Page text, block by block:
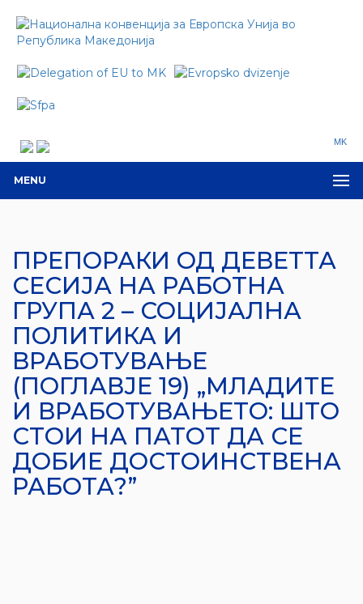
MK
MENU
ПРЕПОРАКИ ОД ДЕВЕТТА
СЕСИЈА НА РАБОТНА
ГРУПА 2 – СОЦИЈАЛНА
ПОЛИТИКА И
ВРАБОТУВАЊЕ
(ПОГЛАВЈЕ 19) „МЛАДИТЕ
И ВРАБОТУВАЊЕТО: ШТО
СТОИ НА ПАТОТ ДА СЕ
ДОБИЕ ДОСТОИНСТВЕНА
РАБОТА?”